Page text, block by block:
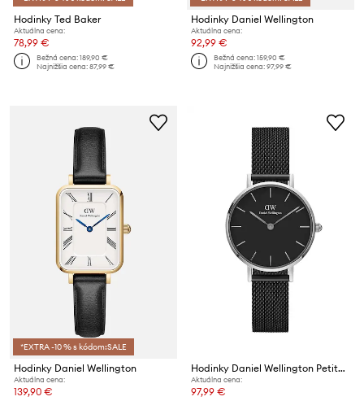
Hodinky Ted Baker
Aktuálna cena:
78,99 €
Bežná cena:189,90 €
Najnižšia cena:87,99 €
Hodinky Daniel Wellington
Aktuálna cena:
92,99 €
Bežná cena:159,90 €
Najnižšia cena:97,99 €
*EXTRA -10 % s kódom:SALE
Hodinky Daniel Wellington
Aktuálna cena:
139,90 €
Hodinky Daniel Wellington Petite 28 Ashfield
Aktuálna cena:
97,99 €